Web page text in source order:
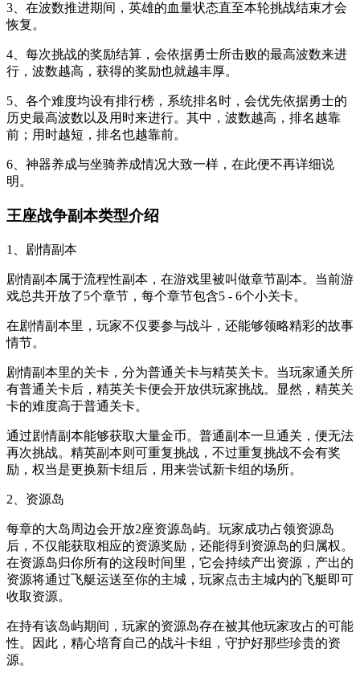
3、在波数推进期间，英雄的血量状态直至本轮挑战结束才会
恢复。
4、每次挑战的奖励结算，会依据勇士所击败的最高波数来进
行，波数越高，获得的奖励也就越丰厚。
5、各个难度均设有排行榜，系统排名时，会优先依据勇士的
历史最高波数以及用时来进行。其中，波数越高，排名越靠
前；用时越短，排名也越靠前。
6、神器养成与坐骑养成情况大致一样，在此便不再详细说
明。
王座战争副本类型介绍
1、剧情副本
剧情副本属于流程性副本，在游戏里被叫做章节副本。当前游
戏总共开放了5个章节，每个章节包含5 - 6个小关卡。
在剧情副本里，玩家不仅要参与战斗，还能够领略精彩的故事
情节。
剧情副本里的关卡，分为普通关卡与精英关卡。当玩家通关所
有普通关卡后，精英关卡便会开放供玩家挑战。显然，精英关
卡的难度高于普通关卡。
通过剧情副本能够获取大量金币。普通副本一旦通关，便无法
再次挑战。精英副本则可重复挑战，不过重复挑战不会有奖
励，权当是更换新卡组后，用来尝试新卡组的场所。
2、资源岛
每章的大岛周边会开放2座资源岛屿。玩家成功占领资源岛
后，不仅能获取相应的资源奖励，还能得到资源岛的归属权。
在资源岛归你所有的这段时间里，它会持续产出资源，产出的
资源将通过飞艇运送至你的主城，玩家点击主城内的飞艇即可
收取资源。
在持有该岛屿期间，玩家的资源岛存在被其他玩家攻占的可能
性。因此，精心培育自己的战斗卡组，守护好那些珍贵的资
源。